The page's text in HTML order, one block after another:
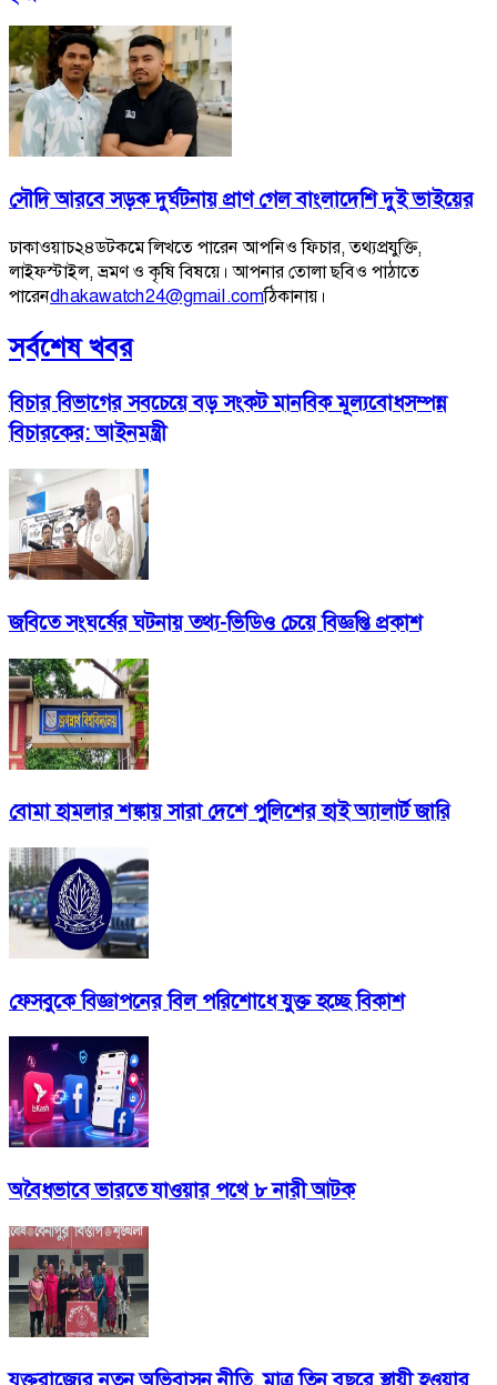
সৌদি আরবে সড়ক দুর্ঘটনায় প্রাণ গেল বাংলাদেশি দুই ভাইয়ের
ঢাকাওয়াচ২৪ডটকমে লিখতে পারেন আপনিও ফিচার, তথ্যপ্রযুক্তি,
লাইফস্টাইল, ভ্রমণ ও কৃষি বিষয়ে। আপনার তোলা ছবিও পাঠাতে
পারেনdhakawatch24@gmail.comঠিকানায়।
সর্বশেষ খবর
বিচার বিভাগের সবচেয়ে বড় সংকট মানবিক মূল্যবোধসম্পন্ন
বিচারকের: আইনমন্ত্রী
জবিতে সংঘর্ষের ঘটনায় তথ্য-ভিডিও চেয়ে বিজ্ঞপ্তি প্রকাশ
বোমা হামলার শঙ্কায় সারা দেশে পুলিশের হাই অ্যালার্ট জারি
ফেসবুকে বিজ্ঞাপনের বিল পরিশোধে যুক্ত হচ্ছে বিকাশ
অবৈধভাবে ভারতে যাওয়ার পথে ৮ নারী আটক